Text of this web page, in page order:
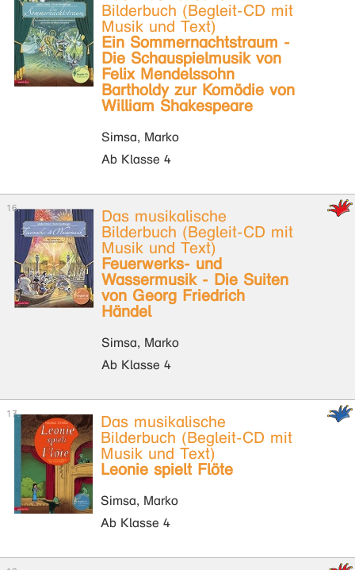
Bilderbuch (Begleit-CD mit
Musik und Text)
Ein Sommernachtstraum -
Die Schauspielmusik von
Felix Mendelssohn
Bartholdy zur Komödie von
William Shakespeare
Simsa, Marko
Ab Klasse 4
Das musikalische
Bilderbuch (Begleit-CD mit
Musik und Text)
Feuerwerks- und
Wassermusik - Die Suiten
von Georg Friedrich
Händel
Simsa, Marko
Ab Klasse 4
Das musikalische
Bilderbuch (Begleit-CD mit
Musik und Text)
Leonie spielt Flöte
Simsa, Marko
Ab Klasse 4